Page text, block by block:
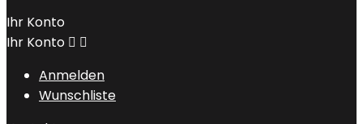
Ihr Konto
Ihr Konto  
Anmelden
Wunschliste